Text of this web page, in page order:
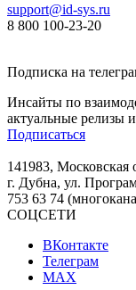
support@id-sys.ru
8 800 100-23-20
Подписка на
Инсайты по
актуальные релизы
Подписаться
141983, Московская
г. Дубна, ул.
753 63 74
СОЦСЕТИ
ВКонтакте
Телеграм
MAX